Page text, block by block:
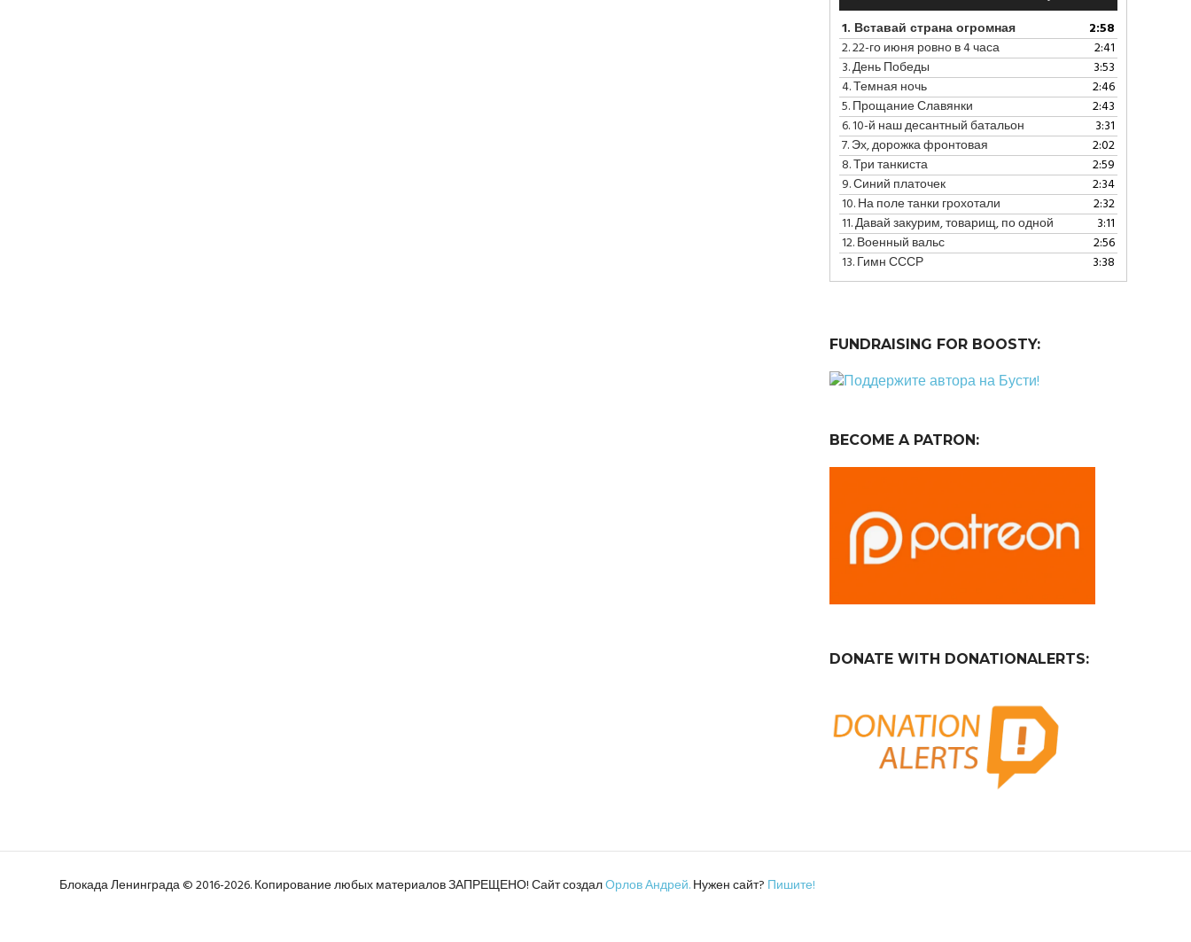
вниз,
чтобы
увеличить
или
уменьшить
громкость.
1. Вставай страна огромная
2:58
2.22-го июня ровно в 4 часа
2:41
3.День Победы
3:53
4.Темная ночь
2:46
5.Прощание Славянки
2:43
6.10-й наш десантный батальон
3:31
7.Эх, дорожка фронтовая
2:02
8.Три танкиста
2:59
9.Синий платочек
2:34
10.На поле танки грохотали
2:32
11.Давай закурим, товарищ, по одной
3:11
12.Военный вальс
2:56
13.Гимн СССР 3:38
FUNDRAISING FOR BOOSTY:
BECOME A PATRON:
DONATE WITH DONATIONALERTS:
Блокада Ленинграда © 2016-2026. Копирование любых материалов ЗАПРЕЩЕНО! Сайт создалОрлов Андрей.Нужен сайт? Пишите!